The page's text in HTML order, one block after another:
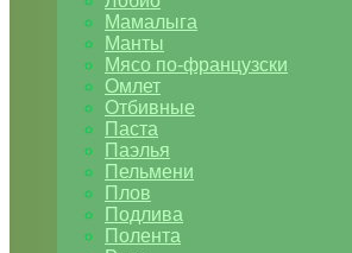
Мамалыга
Манты
Мясо по-французски
Омлет
Отбивные
Паста
Паэлья
Пельмени
Плов
Подлива
Полента